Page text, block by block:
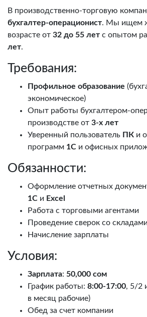
В производственно-торговую
бухгалтер-операционист. Мы ищем
возрасте от 32 до 55 лет с опытом
лет.
Требования:
Профильное образование
экономическое)
Опыт работы бухгалтером-
производстве от 3-х лет
Уверенный пользователь ПК и
программ 1С и офисных
Обязанности:
Оформление отчетных
1С и Excel
Работа с торговыми агентами
Проведение сверок со
Начисление зарплаты
Условия:
Зарплата: 50,000 сом
График работы: 8:00-17:00, 5/2
в месяц рабочие)
Обед за счет компании